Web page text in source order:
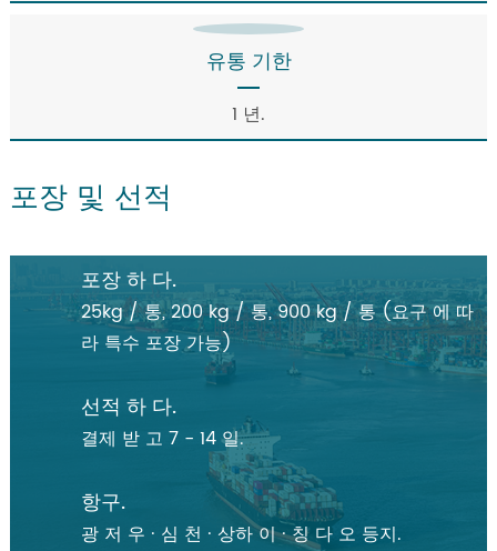
유통 기한
1 년.
포장 및 선적
포장 하 다.
25kg / 통, 200 kg / 통, 900 kg / 통 (요구 에 따
라 특수 포장 가능)
선적 하 다.
결제 받 고 7 - 14 일.
항구.
광 저 우 · 심 천 · 상하 이 · 칭 다 오 등지.